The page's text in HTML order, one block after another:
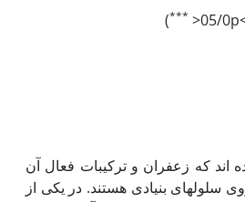
***
)
اند که زعفران و ترکیبات فعال آن
سلول‏های بنیادی هستند. در یکی از